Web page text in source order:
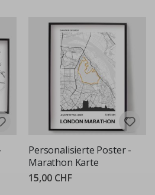
Personalisierte Poster -
Marathon Karte
15,00 CHF